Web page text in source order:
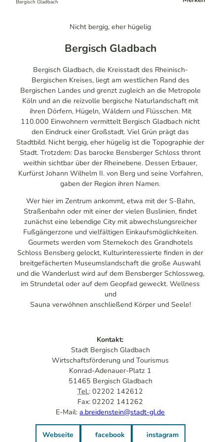
Bergisch Gladbach
Nicht bergig, eher hügelig
Bergisch Gladbach
Bergisch Gladbach, die Kreisstadt des Rheinisch-
Bergischen Kreises, liegt am westlichen Rand des
Bergischen Landes und grenzt zugleich an die Metropole
Köln und an die reizvolle bergische Naturlandschaft mit
ihren Dörfern, Hügeln, Wäldern und Flüsschen. Mit
110.000 Einwohnern vermittelt Bergisch Gladbach nicht
den Eindruck einer Großstadt. Viel Grün prägt das
Stadtbild. Nicht bergig, eher hügelig ist die Topographie der
Stadt. Trotzdem: Das barocke Bensberger Schloss thront
weithin sichtbar über der Rheinebene. Dessen Erbauer,
Kurfürst Johann Wilhelm II. von Berg und seine Vorfahren,
gaben der Region ihren Namen.
Wer hier im Zentrum ankommt, etwa mit der S-Bahn,
Straßenbahn oder mit einer der vielen Buslinien, findet
zunächst eine lebendige City mit abwechslungsreicher
Fußgängerzone und vielfältigen Einkaufsmöglichkeiten.
Gourmets werden vom Sternekoch des Grandhotels
Schloss Bensberg gelockt, Kulturinteressierte finden in der
breitgefächerten Museumslandschaft die große Auswahl
und die Wanderlust wird auf dem Bensberger Schlossweg,
im Strundetal oder auf dem Geopfad geweckt. Wellness
und
Sauna verwöhnen anschließend Körper und Seele!
Kontakt:
Stadt Bergisch Gladbach
Wirtschaftsförderung und Tourismus
Konrad-Adenauer-Platz 1
51465 Bergisch Gladbach
Tel.: 02202 142612
Fax: 02202 141262
E-Mail:a.breidenstein@stadt-gl.de
Webseite facebook instagram